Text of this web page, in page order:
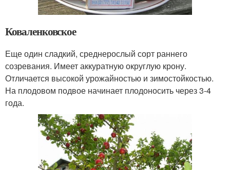
Коваленковское
Еще один сладкий, среднерослый сорт раннего
созревания. Имеет аккуратную округлую крону.
Отличается высокой урожайностью и зимостойкостью.
На плодовом подвое начинает плодоносить через 3-4
года.